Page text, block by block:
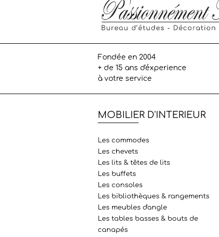
Fondée en 2004
+ de 15 ans d'éxperience
à votre service
MOBILIER D'INTERIEUR
Les commodes
Les chevets
Les lits & têtes de lits
Les buffets
Les consoles
Les bibliothèques & rangements
Les meubles d'angle
Les tables basses & bouts de
canapés